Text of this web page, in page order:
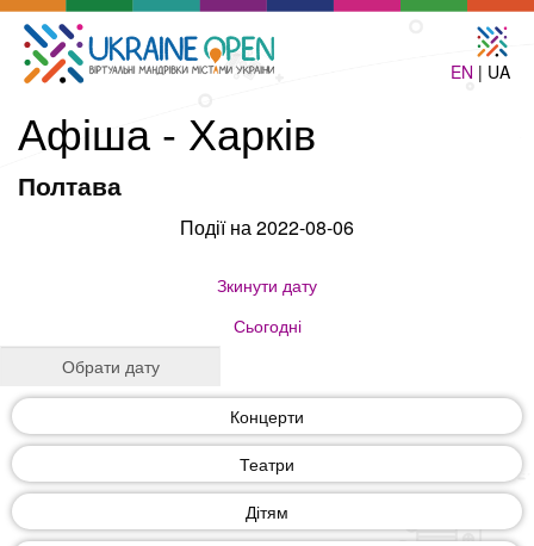
EN | UA
Афіша - Харків
Полтава
Події на 2022-08-06
Зкинути дату
Сьогодні
Концерти
Театри
Дітям